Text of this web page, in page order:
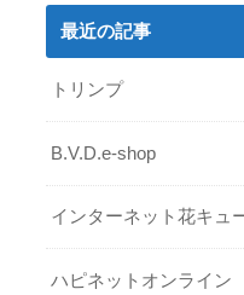
最近の記事
トリンプ
B.V.D.e-shop
インターネット花キュ
ハピネットオンライン